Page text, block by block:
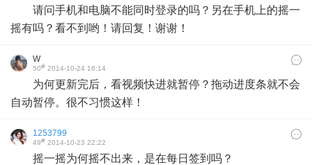
请问手机和电脑不能同时登录的吗？另在手机上的摇一
摇有吗？看不到哟！请回复！谢谢！
W
50# 2014-10-24 16:14
为何更新完后，看视频快进就暂停？拖动进度条就不会
自动暂停。很不习惯这样！
1253799
49# 2014-10-23 22:22
摇一摇为何摇不出来，是在每日签到吗？